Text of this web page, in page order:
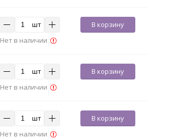
шт
В корзину
Нет в наличии
шт
В корзину
Нет в наличии
шт
В корзину
Нет в наличии